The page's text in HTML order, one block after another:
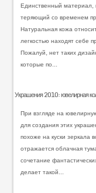
Единственный
теряющий со временем
Натуральная кожа
легкостью находят себе
Пожалуй, нет таких
которые по...
Украшения 2010: ювелирная
При взгляде на
для создания этих
похоже на куски зеркала
отражается облачная
сочетание
делает такой...